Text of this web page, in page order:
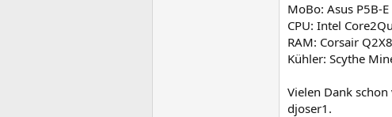
MoBo: Asus P5B-
CPU: Intel
RAM: Corsair
Kühler: Scythe
Vielen Dank
djoser1.